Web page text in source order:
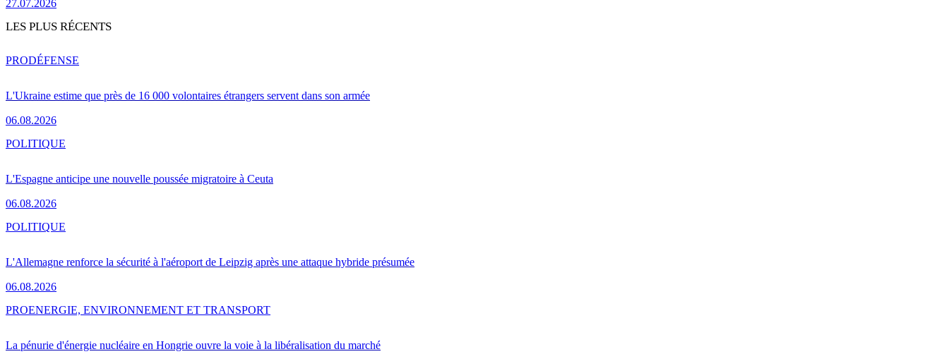
27.07.2026
LES PLUS RÉCENTS
L'Ukraine estime que près de 16 000 volontaires étrangers servent dans son armée
06.08.2026
PRODÉFENSE
L'Espagne anticipe une nouvelle poussée migratoire à Ceuta
06.08.2026
POLITIQUE
L'Allemagne renforce la sécurité à l'aéroport de Leipzig après une attaque hybride présumée
06.08.2026
POLITIQUE
La pénurie d'énergie nucléaire en Hongrie ouvre la voie à la libéralisation du marché
PROENERGIE, ENVIRONNEMENT ET TRANSPORT